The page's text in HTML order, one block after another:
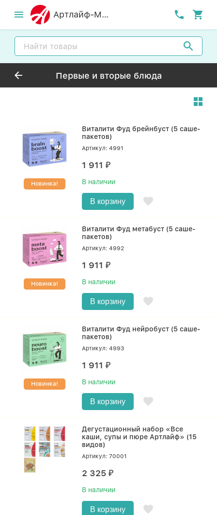
Артлайф-MСК
Первые и вторые блюда
Новинка!
Виталити Фуд брейнбуст (5 саше-
пакетов)
Артикул: 4991
1 911₽
В наличии
В корзину
Новинка!
Виталити Фуд метабуст (5 саше-
пакетов)
Артикул: 4992
1 911₽
В наличии
В корзину
Новинка!
Виталити Фуд нейробуст (5 саше-
пакетов)
Артикул: 4993
1 911₽
В наличии
В корзину
Дегустационный набор «Все
каши, супы и пюре Артлайф» (15
видов)
Артикул: 70001
2 325₽
В наличии
В корзину